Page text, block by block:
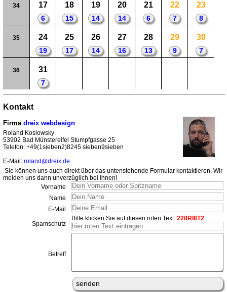
34 17
6
18
15
19
14
20
14
21
6
22
7
23
8
35 24
19
25
17
26
14
27
16
28
13
29
9
30
7
36 31
7
Kontakt
Firma dreix webdesign
Roland Koslowsky
53902 Bad Münstereifel Stumpfgasse 25
Telefon: +49(1sieben2)8245 sieben9sieben
E-Mail: roland@dreix.de
Sie können uns auch direkt über das untenstehende Formular kontaktieren. Wir
melden uns dann unverzüglich bei Ihnen!
Vorname
Name
E-Mail
Spamschutz
Bitte klicken Sie auf diesen roten Text: 228RI8T2.
Betreff